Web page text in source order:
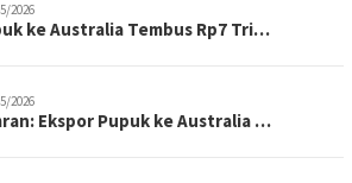
2026
ke Australia Tembus Rp7 Tri…
2026
Ekspor Pupuk ke Australia …